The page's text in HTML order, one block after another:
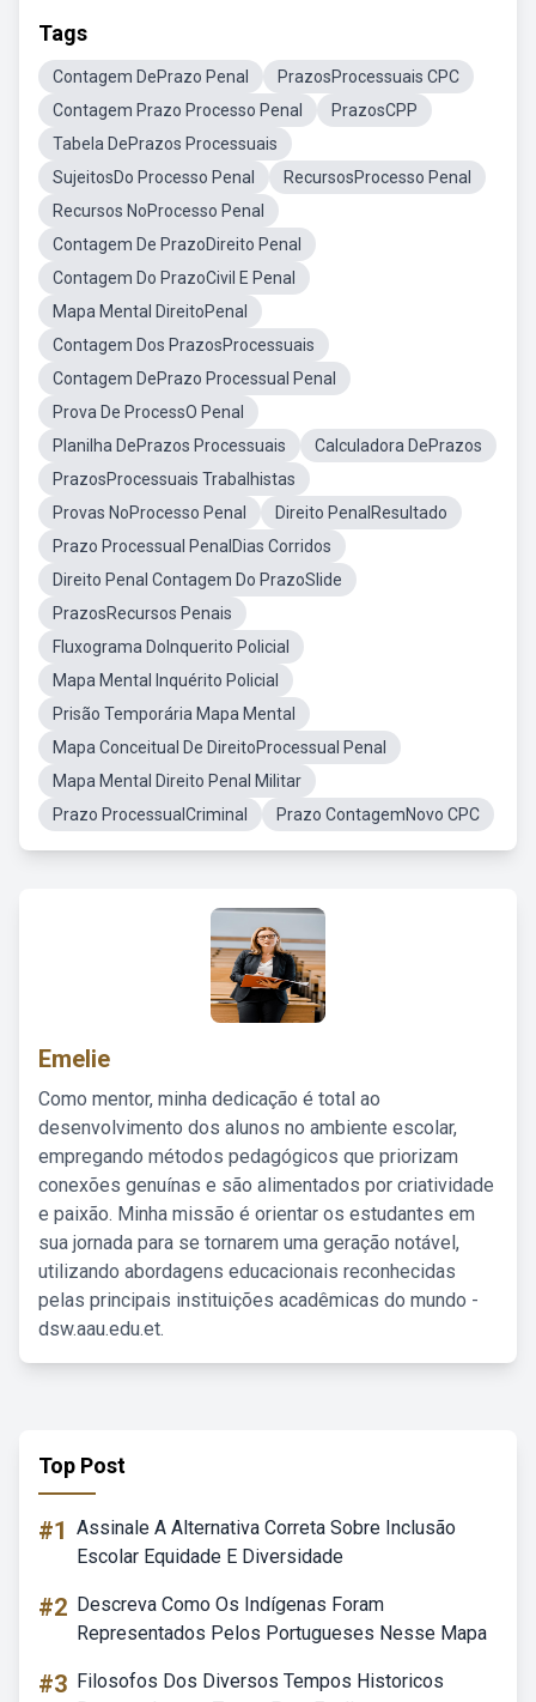
Tags
Contagem DePrazo Penal
PrazosProcessuais CPC
Contagem Prazo Processo Penal
PrazosCPP
Tabela DePrazos Processuais
SujeitosDo Processo Penal
RecursosProcesso Penal
Recursos NoProcesso Penal
Contagem De PrazoDireito Penal
Contagem Do PrazoCivil E Penal
Mapa Mental DireitoPenal
Contagem Dos PrazosProcessuais
Contagem DePrazo Processual Penal
Prova De ProcessO Penal
Planilha DePrazos Processuais
Calculadora DePrazos
PrazosProcessuais Trabalhistas
Provas NoProcesso Penal
Direito PenalResultado
Prazo Processual PenalDias Corridos
Direito Penal Contagem Do PrazoSlide
PrazosRecursos Penais
Fluxograma DoInquerito Policial
Mapa Mental Inquérito Policial
Prisão Temporária Mapa Mental
Mapa Conceitual De DireitoProcessual Penal
Mapa Mental Direito Penal Militar
Prazo ProcessualCriminal
Prazo ContagemNovo CPC
Emelie
Como mentor, minha dedicação é total ao
desenvolvimento dos alunos no ambiente escolar,
empregando métodos pedagógicos que priorizam
conexões genuínas e são alimentados por criatividade
e paixão. Minha missão é orientar os estudantes em
sua jornada para se tornarem uma geração notável,
utilizando abordagens educacionais reconhecidas
pelas principais instituições acadêmicas do mundo -
dsw.aau.edu.et.
Top Post
#1 Assinale A Alternativa Correta Sobre Inclusão
Escolar Equidade E Diversidade
#2 Descreva Como Os Indígenas Foram
Representados Pelos Portugueses Nesse Mapa
#3 Filosofos Dos Diversos Tempos Historicos